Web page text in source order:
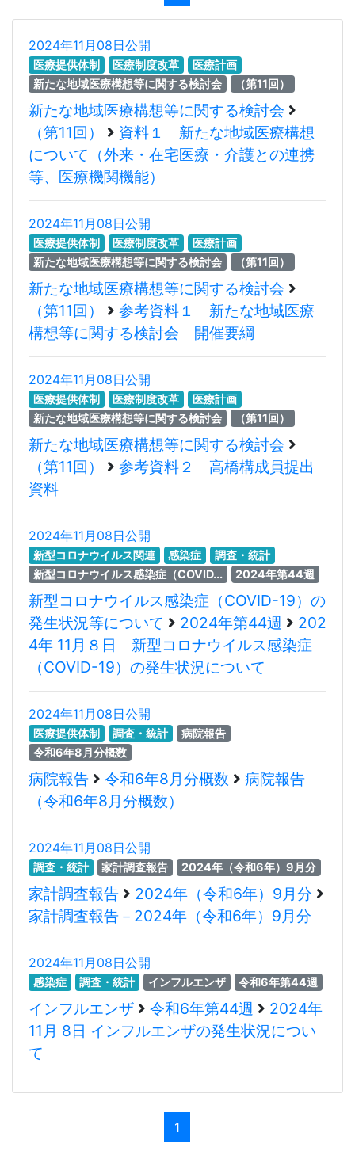
2024年11月08日公開
医療提供体制 医療制度改革
医療計画
新たな地域医療構想等に関する検討会
（第11回）
新たな地域医療構想等に関する検討会
（第11回）
資料１ 新たな地域医療構想
について（外来・在宅医療・介護との連携
等、医療機関機能）
2024年11月08日公開
医療提供体制 医療制度改革
医療計画
新たな地域医療構想等に関する検討会
（第11回）
新たな地域医療構想等に関する検討会
（第11回）
参考資料１ 新たな地域医療
構想等に関する検討会 開催要綱
2024年11月08日公開
医療提供体制 医療制度改革
医療計画
新たな地域医療構想等に関する検討会
（第11回）
新たな地域医療構想等に関する検討会
（第11回）
参考資料２ 高橋構成員提出
資料
2024年11月08日公開
新型コロナウイルス関連 感染症
調査・統計
新型コロナウイルス感染症（COVID...
2024年第44週
新型コロナウイルス感染症（COVID-19）の
発生状況等について
2024年第44週
202
4年 11月８日 新型コロナウイルス感染症
（COVID-19）の発生状況について
2024年11月08日公開
医療提供体制 調査・統計
病院報告
令和6年8月分概数
病院報告 令和6年8月分概数
病院報告
（令和6年8月分概数）
2024年11月08日公開
調査・統計 家計調査報告 2024年（令和6年）9月分
家計調査報告
2024年（令和6年）9月分
家計調査報告－2024年（令和6年）9月分
2024年11月08日公開
感染症 調査・統計 インフルエンザ 令和6年第44週
インフルエンザ 令和6年第44週
2024年
11月 8日 インフルエンザの発生状況につい
て
1